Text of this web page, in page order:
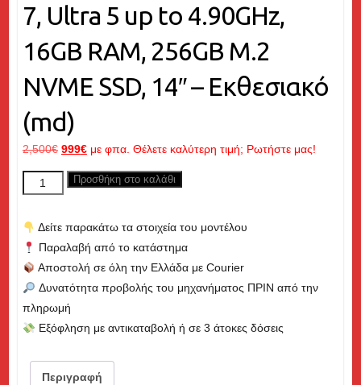
7, Ultra 5 up to 4.90GHz,
16GB RAM, 256GB M.2
NVME SSD, 14″ – Εκθεσιακό
(md)
2,500€ Original
price
was:
999€Η
τρέχουσα
τιμή
999€.
με φπα. Θέλετε καλύτερη τιμή; Ρωτήστε μας!
LENOVO
Thinkpad
E14
7,
Ultra
5
up
to
16GB
Προσθήκη στο καλάθι
Δείτε παρακάτω τα στοιχεία του μοντέλου
Παραλαβή από το κατάστημα
Αποστολή σε όλη την Ελλάδα με Courier
Δυνατότητα προβολής του μηχανήματος ΠΡΙΝ από την
πληρωμή
Εξόφληση με αντικαταβολή ή σε 3 άτοκες δόσεις
Περιγραφή